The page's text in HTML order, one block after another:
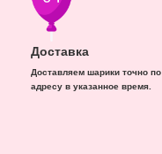
Доставка
Доставляем шарики точно по
адресу в указанное время.